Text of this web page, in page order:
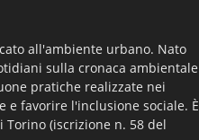
all'ambiente urbano. Nato
sulla cronaca ambientale
pratiche realizzate nei
favorire l'inclusione sociale. È
(iscrizione n. 58 del